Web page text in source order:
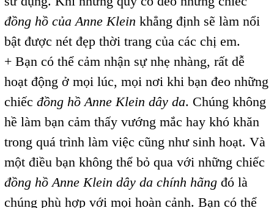
đồng hồ của Anne Klein khẳng định sẽ làm nổi
bật được nét đẹp thời trang của các chị em.
+ Bạn có thể cảm nhận sự nhẹ nhàng, rất dễ
hoạt động ở mọi lúc, mọi nơi khi bạn đeo những
chiếc đồng hồ Anne Klein dây da. Chúng không
hề làm bạn cảm thấy vướng mắc hay khó khăn
trong quá trình làm việc cũng như sinh hoạt. Và
một điều bạn không thể bỏ qua với những chiếc
đồng hồ Anne Klein dây da chính hãngđó là
chúng phù hợp với mọi hoàn cảnh. Bạn có thể